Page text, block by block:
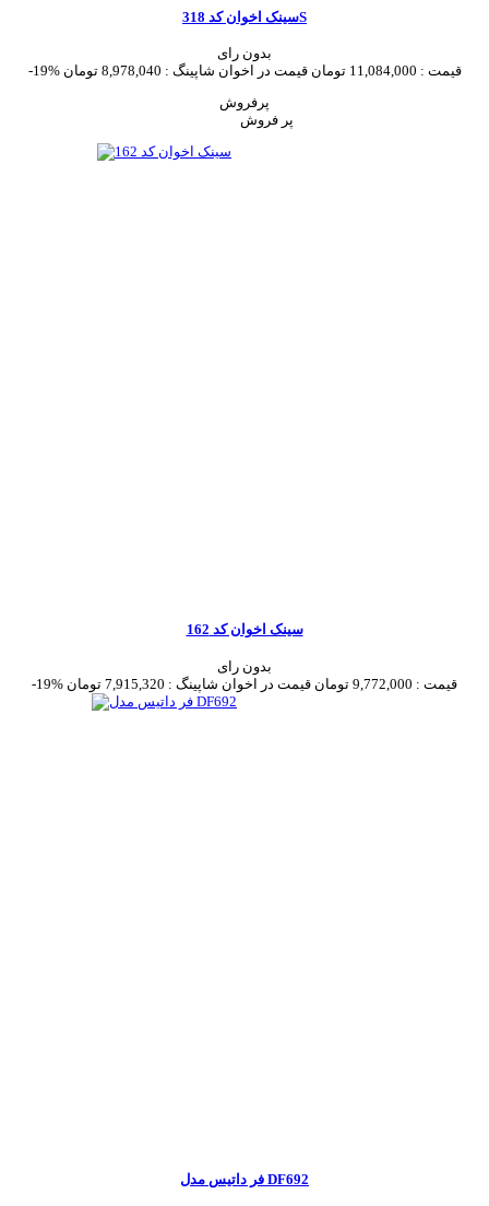
سینک اخوان کد 318S
بدون رای
-19%
قیمت : 11,084,000 تومان قیمت در اخوان شاپینگ : 8,978,040 تومان
پرفروش
سینک اخوان کد 162
بدون رای
-19%
قیمت : 9,772,000 تومان قیمت در اخوان شاپینگ : 7,915,320 تومان
فر داتیس مدل DF692